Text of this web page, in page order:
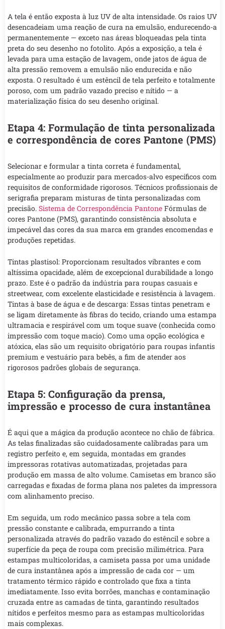
A tela é então exposta à luz UV de alta intensidade. Os raios UV
desencadeiam uma reação de cura na emulsão, endurecendo-a
permanentemente — exceto nas áreas bloqueadas pela tinta
preta do seu desenho no fotolito. Após a exposição, a tela é
levada para uma estação de lavagem, onde jatos de água de
alta pressão removem a emulsão não endurecida e não
exposta. O resultado é um estêncil de tela perfeito e totalmente
poroso, com um padrão vazado preciso e nítido — a
materialização física do seu desenho original.
Etapa 4: Formulação de tinta personalizada
e correspondência de cores Pantone (PMS)
Selecionar e formular a tinta correta é fundamental,
especialmente ao produzir para mercados-alvo específicos com
requisitos de conformidade rigorosos. Técnicos profissionais de
serigrafia preparam misturas de tinta personalizadas com
precisão. Sistema de Correspondência Pantone Fórmulas de
cores Pantone (PMS), garantindo consistência absoluta e
impecável das cores da sua marca em grandes encomendas e
produções repetidas.
Tintas plastisol: Proporcionam resultados vibrantes e com
altíssima opacidade, além de excepcional durabilidade a longo
prazo. Este é o padrão da indústria para roupas casuais e
streetwear, com excelente elasticidade e resistência à lavagem.
Tintas à base de água e de descarga: Essas tintas penetram e
se ligam diretamente às fibras do tecido, criando uma estampa
ultramacia e respirável com um toque suave (conhecida como
impressão com toque macio). Como uma opção ecológica e
atóxica, elas são um requisito obrigatório para roupas infantis
premium e vestuário para bebês, a fim de atender aos
rigorosos padrões globais de segurança.
Etapa 5: Configuração da prensa,
impressão e processo de cura instantânea
É aqui que a mágica da produção acontece no chão de fábrica.
As telas finalizadas são cuidadosamente calibradas para um
registro perfeito e, em seguida, montadas em grandes
impressoras rotativas automatizadas, projetadas para
produção em massa de alto volume. Camisetas em branco são
carregadas e fixadas de forma plana nos paletes da impressora
com alinhamento preciso.
Em seguida, um rodo mecânico passa sobre a tela com
pressão constante e calibrada, empurrando a tinta
personalizada através do padrão vazado do estêncil e sobre a
superfície da peça de roupa com precisão milimétrica. Para
estampas multicoloridas, a camiseta passa por uma unidade
de cura instantânea após a impressão de cada cor — um
tratamento térmico rápido e controlado que fixa a tinta
imediatamente. Isso evita borrões, manchas e contaminação
cruzada entre as camadas de tinta, garantindo resultados
nítidos e perfeitos mesmo para as estampas multicoloridas
mais complexas.